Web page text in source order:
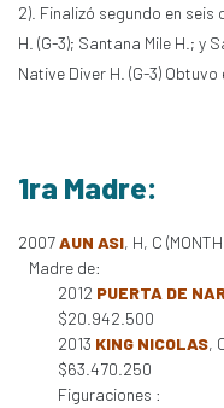
2). Finalizó segundo en
H. (G-3); Santana Mile H.; y
Native Diver H. (G-3)
1ra Madre:
2007AUN ASI, H, C
Madre de:
2012 PUERTA DE
$20.942.500
2013 KING NICOLAS,
$63.470.250
Figuraciones :